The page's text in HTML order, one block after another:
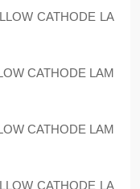
CATHODE LA
CATHODE LAM
CATHODE LAM
CATHODE LA